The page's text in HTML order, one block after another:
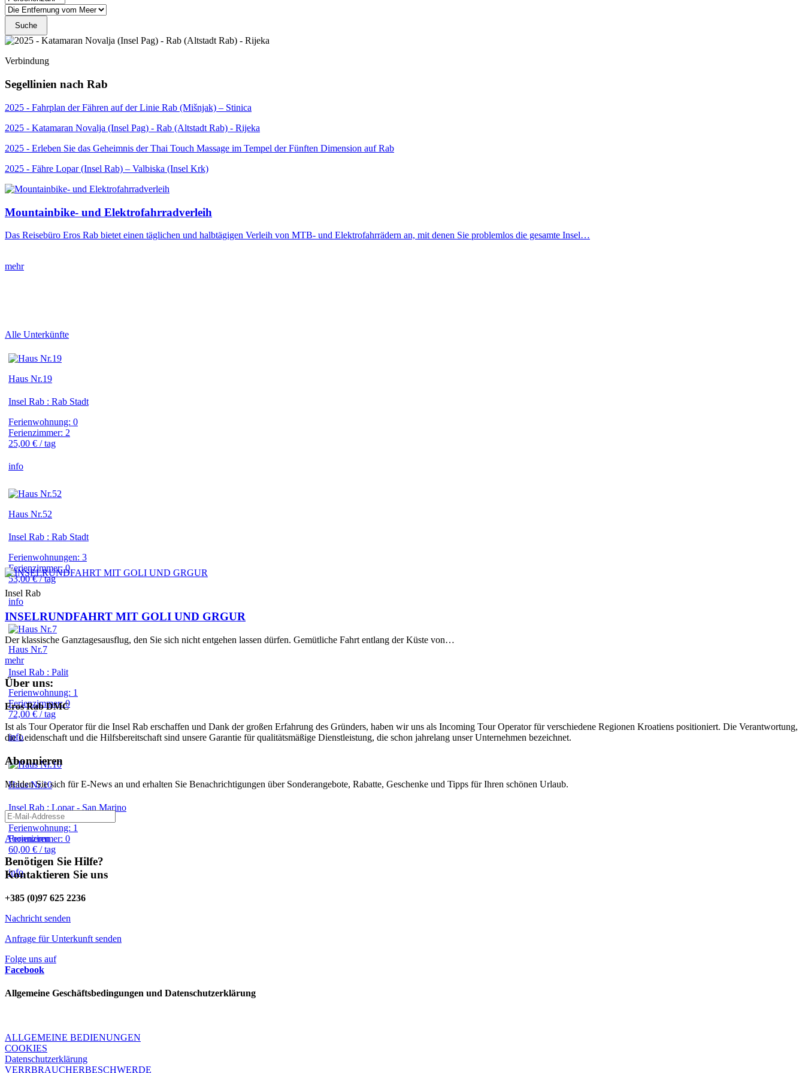
Suche
Verbindung
Segellinien nach Rab
2025 - Fahrplan der Fähren auf der Linie Rab (Mišnjak) – Stinica
2025 - Katamaran Novalja (Insel Pag) - Rab (Altstadt Rab) - Rijeka
2025 - Erleben Sie das Geheimnis der Thai Touch Massage im Tempel der Fünften Dimension auf Rab
2025 - Fähre Lopar (Insel Rab) – Valbiska (Insel Krk)
Mountainbike- und Elektrofahrradverleih
Das Reisebüro Eros Rab bietet einen täglichen und halbtägigen Verleih von MTB- und Elektrofahrrädern an, mit denen Sie problemlos die gesamte Insel…
mehr
Alle Unterkünfte
Haus Nr.19
Insel Rab : Rab Stadt
Ferienwohnung: 0
Ferienzimmer: 2
25,00 € / tag
info
Haus Nr.52
Insel Rab : Rab Stadt
Ferienwohnungen: 3
Ferienzimmer: 0
53,00 € / tag
info
Haus Nr.7
Insel Rab : Palit
Ferienwohnung: 1
Ferienzimmer: 0
72,00 € / tag
info
Haus Nr.10
Insel Rab : Lopar - San Marino
Ferienwohnung: 1
Ferienzimmer: 0
60,00 € / tag
info
Insel Rab
INSELRUNDFAHRT MIT GOLI UND GRGUR
Der klassische Ganztagesausflug, den Sie sich nicht entgehen lassen dürfen. Gemütliche Fahrt entlang der Küste von…
mehr
Über uns:
Eros Rab DMC
Ist als Tour Operator für die Insel Rab erschaffen und Dank der großen Erfahrung des Gründers, haben wir uns als Incoming Tour Operator für verschiedene Regionen Kroatiens positioniert. Die Verantwortung,
die Leidenschaft und die Hilfsbereitschaft sind unsere Garantie für qualitätsmäßige Dienstleistung, die schon jahrelang unser Unternehmen bezeichnet.
Abonnieren
Melden Sie sich für E-News an und erhalten Sie Benachrichtigungen über Sonderangebote, Rabatte, Geschenke und Tipps für Ihren schönen Urlaub.
Abonnieren
Benötigen Sie Hilfe?
Kontaktieren Sie uns
+385 (0)97 625 2236
Nachricht senden
Anfrage für Unterkunft senden
Folge uns auf
Facebook
Allgemeine Geschäftsbedingungen und Datenschutzerklärung
ALLGEMEINE BEDIENUNGEN
COOKIES
Datenschutzerklärung
VERRBRAUCHERBESCHWERDE